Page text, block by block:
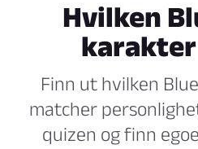
Hvilken
karakter
Finn ut hvilken
matcher
quizen og finn